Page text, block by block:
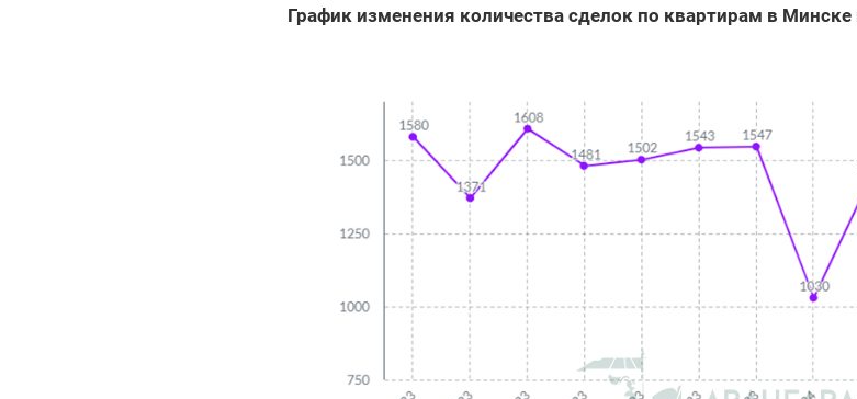
График изменения количества сделок по квартирам в